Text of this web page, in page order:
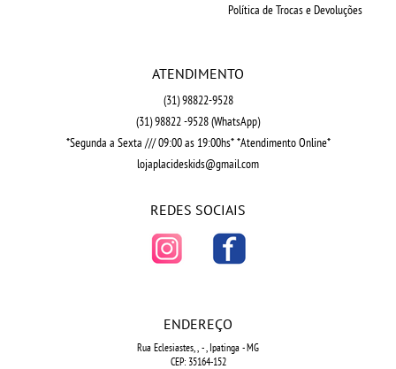
Política de Trocas e Devoluções
ATENDIMENTO
(31)98822-9528
(31)98822 -9528(WhatsApp)
*Segunda a Sexta /// 09:00 as 19:00hs* *Atendimento Online*
lojaplacideskids@gmail.com
REDES SOCIAIS
ENDEREÇO
Rua Eclesiastes, , - , Ipatinga -MG
CEP: 35164-152